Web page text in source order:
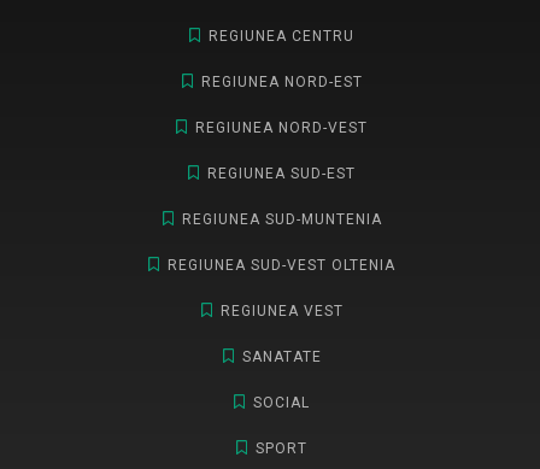
REGIUNEA CENTRU
REGIUNEA NORD-EST
REGIUNEA NORD-VEST
REGIUNEA SUD-EST
REGIUNEA SUD-MUNTENIA
REGIUNEA SUD-VEST OLTENIA
REGIUNEA VEST
SANATATE
SOCIAL
SPORT